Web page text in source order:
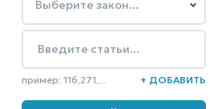
пример: 116,271,... + ДОБАВИТЬ